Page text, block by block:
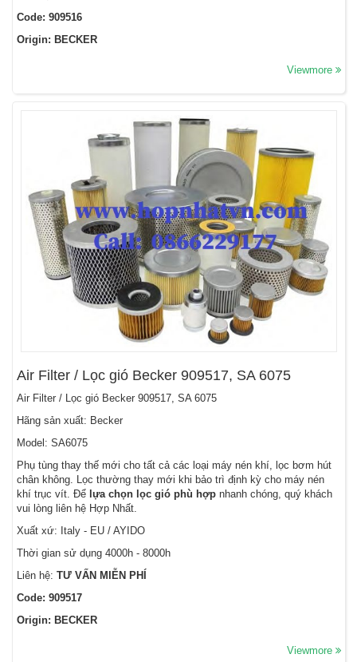
Code: 909516
Origin: BECKER
Viewmore
Air Filter / Lọc gió Becker 909517, SA 6075
Air Filter / Lọc gió Becker 909517, SA 6075
Hãng sản xuất: Becker
Model: SA6075
Phụ tùng thay thế mới cho tất cả các loại máy nén khí, lọc bơm hút
chân không. Lọc thường thay mới khi bảo trì định kỳ cho máy nén
khí trục vít. Để lựa chọn lọc gió phù hợp nhanh chóng, quý khách
vui lòng liên hệ Hợp Nhất.
Xuất xứ: Italy - EU / AYIDO
Thời gian sử dụng 4000h - 8000h
Liên hệ: TƯ VẤN MIỄN PHÍ
Code: 909517
Origin: BECKER
Viewmore